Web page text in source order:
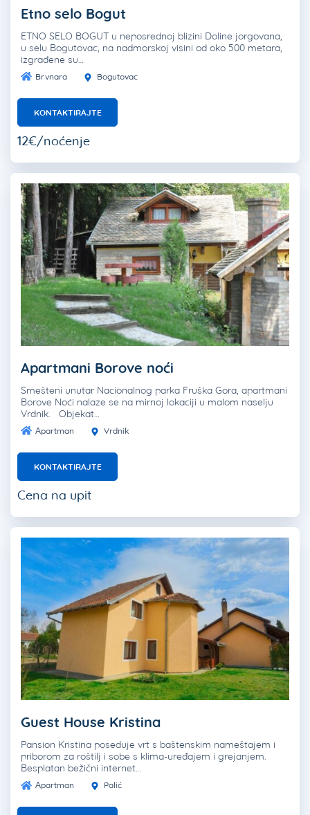
Etno selo Bogut
ETNO SELO BOGUT u neposrednoj blizini Doline jorgovana,
u selu Bogutovac, na nadmorskoj visini od oko 500 metara,
izgrađene su…
Brvnara Bogutovac
KONTAKTIRAJTE
12€/noćenje
Apartmani Borove noći
Smešteni unutar Nacionalnog parka Fruška Gora, apartmani
Borove Noći nalaze se na mirnoj lokaciji u malom naselju
Vrdnik. Objekat…
Apartman Vrdnik
KONTAKTIRAJTE
Cena na upit
Guest House Kristina
Pansion Kristina poseduje vrt s baštenskim nameštajem i
priborom za roštilj i sobe s klima-uređajem i grejanjem.
Besplatan bežični internet…
Apartman Palić